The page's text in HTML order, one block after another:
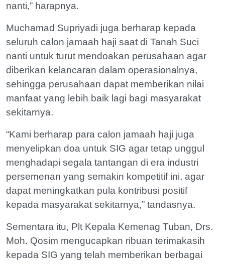
nanti,” harapnya.
Muchamad Supriyadi juga berharap kepada
seluruh calon jamaah haji saat di Tanah Suci
nanti untuk turut mendoakan perusahaan agar
diberikan kelancaran dalam operasionalnya,
sehingga perusahaan dapat memberikan nilai
manfaat yang lebih baik lagi bagi masyarakat
sekitarnya.
“Kami berharap para calon jamaah haji juga
menyelipkan doa untuk SIG agar tetap unggul
menghadapi segala tantangan di era industri
persemenan yang semakin kompetitif ini, agar
dapat meningkatkan pula kontribusi positif
kepada masyarakat sekitarnya,” tandasnya.
Sementara itu, Plt Kepala Kemenag Tuban, Drs.
Moh. Qosim mengucapkan ribuan terimakasih
kepada SIG yang telah memberikan berbagai